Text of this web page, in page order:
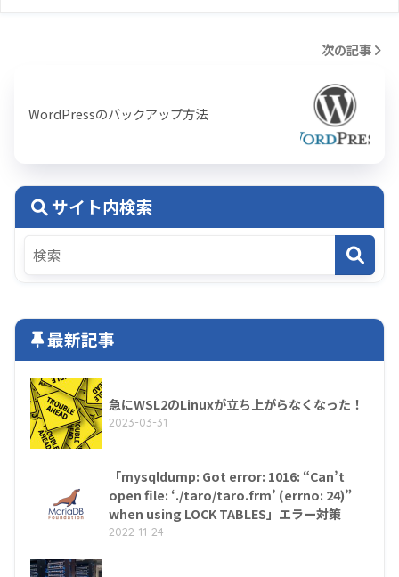
次の記事
WordPressのバックアップ方法
サイト内検索
最新記事
急にWSL2のLinuxが立ち上がらなくなった！
2023-03-31
「mysqldump: Got error: 1016: “Can’t
open file: ‘./taro/taro.frm’ (errno: 24)”
when using LOCK TABLES」エラー対策
2022-11-24